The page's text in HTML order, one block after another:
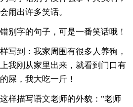
闹出许多笑话。
别字的句子，可是一番笑话哦！
写到：我家周围有很多人养狗，
我刚从家里出来，就看到门口有
屎，我大吃一斤！
样描写语文老师的外貌："老师